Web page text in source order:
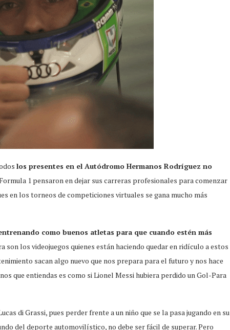
los presentes en el Autódromo Hermanos Rodríguez no
1 pensaron en dejar sus carreras profesionales para comenzar
en los torneos de competiciones virtuales se gana mucho más
como buenos atletas para que cuando estén más
son los videojuegos quienes están haciendo quedar en ridículo a estos
sacan algo nuevo que nos prepara para el futuro y nos hace
que entiendas es como si Lionel Messi hubiera perdido un Gol-Para
di Grassi, pues perder frente a un niño que se la pasa jugando en su
del deporte automovilístico, no debe ser fácil de superar. Pero